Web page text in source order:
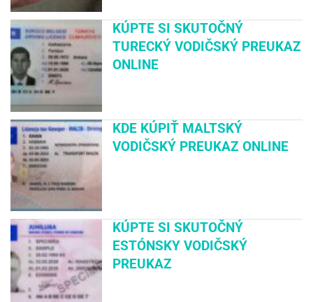
KÚPTE SI SKUTOČNÝ
TURECKÝ VODIČSKÝ PREUKAZ
ONLINE
KDE KÚPIŤ MALTSKÝ
VODIČSKÝ PREUKAZ ONLINE
KÚPTE SI SKUTOČNÝ
ESTÓNSKY VODIČSKÝ
PREUKAZ